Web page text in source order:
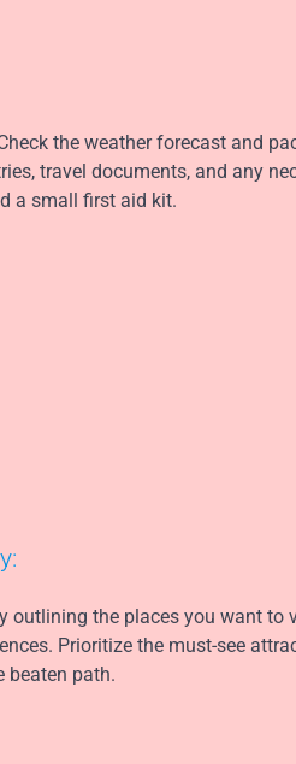
the weather forecast and
travel documents, and any
a small first aid kit.
outlining the places you want
Prioritize the must-see
beaten path.